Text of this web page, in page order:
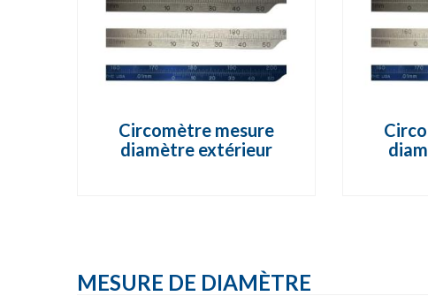
Circomètre mesure
diamètre extérieur
MESURE DE DIAMÈTRE